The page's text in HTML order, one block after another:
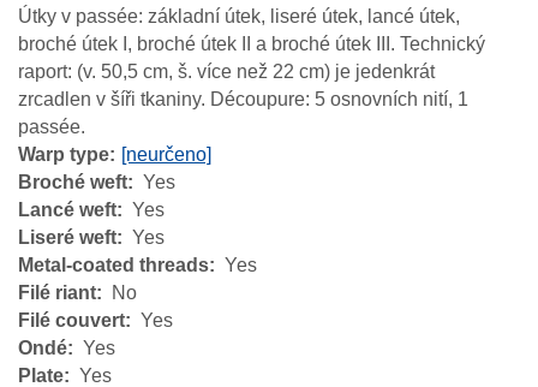
Útky v passée: základní útek, liseré útek, lancé útek,
broché útek I, broché útek II a broché útek III. Technický
raport: (v. 50,5 cm, š. více než 22 cm) je jedenkrát
zrcadlen v šíři tkaniny. Découpure: 5 osnovních nití, 1
passée.
Warp type
[neurčeno]
Broché weft
Yes
Lancé weft
Yes
Liseré weft
Yes
Metal-coated threads
Yes
Filé riant
No
Filé couvert
Yes
Ondé
Yes
Plate
Yes